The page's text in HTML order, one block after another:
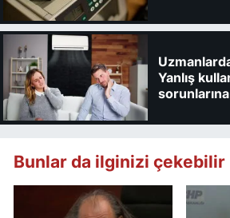
Yanlış
Bunlar da ilginizi çekebilir